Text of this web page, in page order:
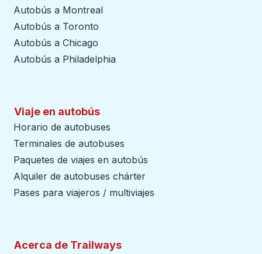
Autobús a Montreal
Autobús a Toronto
Autobús a Chicago
Autobús a Philadelphia
Viaje en autobús
Horario de autobuses
Terminales de autobuses
Paquetes de viajes en autobús
Alquiler de autobuses chárter
Pases para viajeros / multiviajes
Acerca de Trailways